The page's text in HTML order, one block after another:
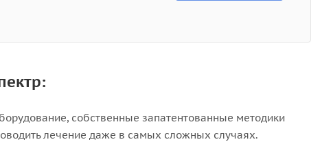
собственные запатентованные методики
лечение даже в самых сложных случаях.